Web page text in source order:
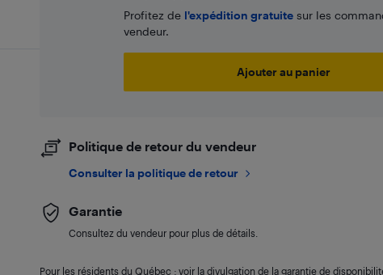
Profitez de l'expédition gratuitesur les
vendeur.
Ajouter au panier
Politique de retour du vendeur
Consulter la politique de retour
Garantie
Consultez du vendeur pour plus de détails.
Pour les résidents du Québec : voir la divulgation de la garantie de